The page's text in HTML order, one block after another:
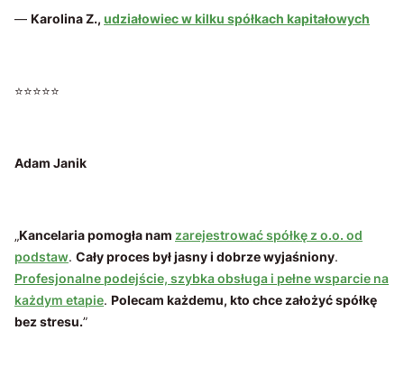
— Karolina Z., udziałowiec w kilku spółkach kapitałowych
⭐⭐⭐⭐⭐
Adam Janik
„Kancelaria pomogła nam zarejestrować spółkę z o.o. od
podstaw. Cały proces był jasny i dobrze wyjaśniony.
Profesjonalne podejście, szybka obsługa i pełne wsparcie na
każdym etapie. Polecam każdemu, kto chce założyć spółkę
bez stresu.”